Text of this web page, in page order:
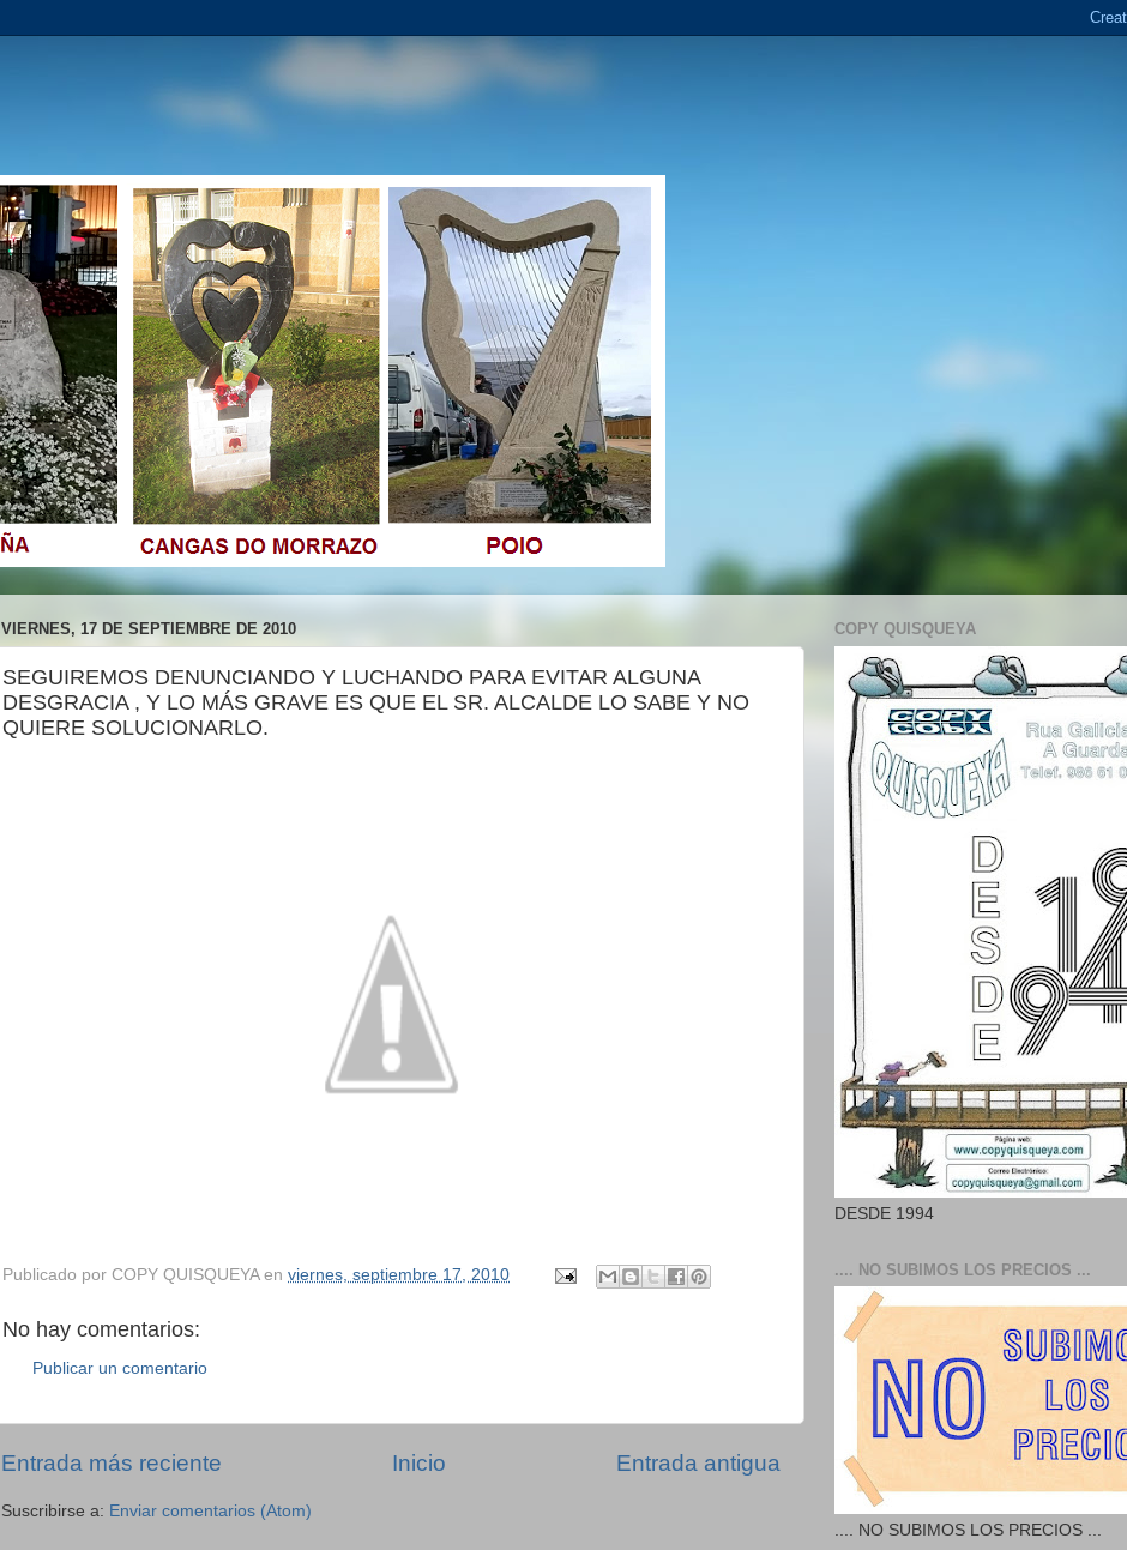
VIERNES, 17 DE SEPTIEMBRE DE 2010
SEGUIREMOS DENUNCIANDO Y LUCHANDO PARA EVITAR ALGUNA
DESGRACIA , Y LO MÁS GRAVE ES QUE EL SR. ALCALDE LO SABE Y NO
QUIERE SOLUCIONARLO.
Publicado por COPY QUISQUEYA en viernes, septiembre 17, 2010
No hay comentarios:
Publicar un comentario
Entrada más reciente Entrada antigua
Inicio
Suscribirse a: Enviar comentarios (Atom)
COPY QUISQUEYA
DESDE 1994
.... NO SUBIMOS LOS PRECIOS ...
.... NO SUBIMOS LOS PRECIOS ...